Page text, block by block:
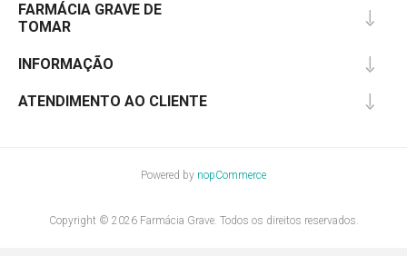
FARMÁCIA GRAVE DE
TOMAR
INFORMAÇÃO
ATENDIMENTO AO CLIENTE
Powered by nopCommerce
Copyright © 2026 Farmácia Grave. Todos os direitos reservados.